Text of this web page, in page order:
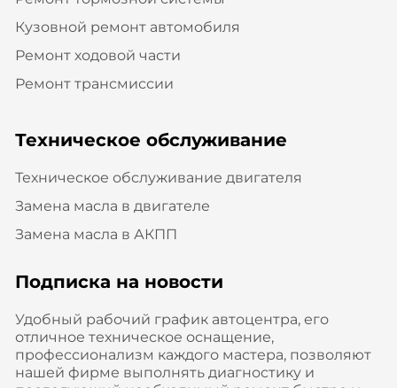
Кузовной ремонт автомобиля
Ремонт ходовой части
Ремонт трансмиссии
Техническое обслуживание
Техническое обслуживание двигателя
Замена масла в двигателе
Замена масла в АКПП
Подписка на новости
Удобный рабочий график автоцентра, его
отличное техническое оснащение,
профессионализм каждого мастера, позволяют
нашей фирме выполнять диагностику и